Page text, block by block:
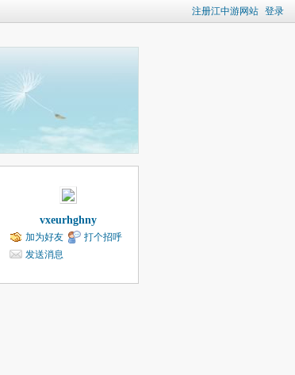
注册江中游网站 登录
vxeurhghny
加为好友
打个招呼
发送消息